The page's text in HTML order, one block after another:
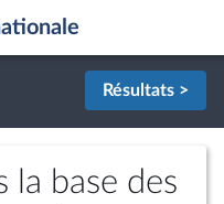
Résultats >
la base des